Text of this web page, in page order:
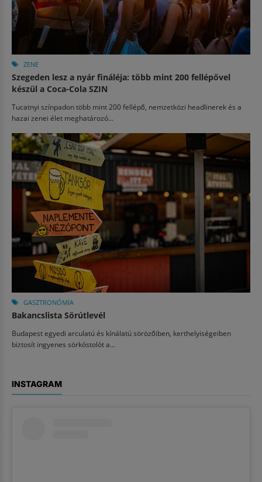
ZENE
Szegeden lesz a nyár fináléja: több mint 200 fellépővel
készül a Coca-Cola SZIN
Tucatnyi színpadon több mint 200 fellépő, nemzetközi headlinerek és a
hazai zenei élet meghatározó...
GASZTRONÓMIA
Bakancslista Sörútlevél
Budapest egyedi arculatú és kínálatú sörözőiben, kerthelyiségeiben
biztosít ingyenes sörkóstolót a...
INSTAGRAM